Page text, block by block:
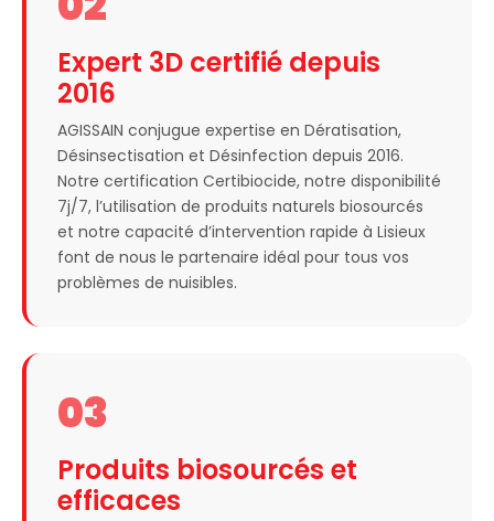
Expert 3D certifié depuis
2016
AGISSAIN conjugue expertise en Dératisation,
Désinsectisation et Désinfection depuis 2016.
Notre certification Certibiocide, notre disponibilité
7j/7, l’utilisation de produits naturels biosourcés
et notre capacité d’intervention rapide à Lisieux
font de nous le partenaire idéal pour tous vos
problèmes de nuisibles.
03
Produits biosourcés et
efficaces